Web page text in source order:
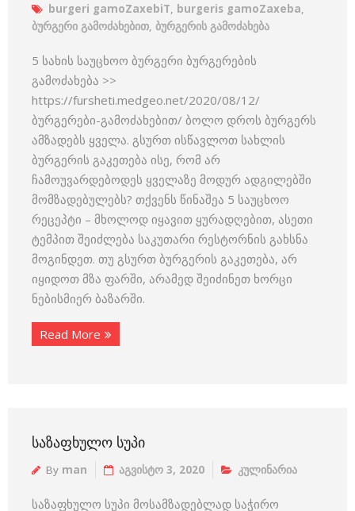
burgeri gamoZaxebiT, burgeris gamoZaxeba,
ბურგერი გამოძახებით, ბურგერის გამოძახება
5 სახის საუცხოო ბურგერი ბურგერების
გამოძახება >>
https://fursheti.medgeo.net/2020/08/12/
ბურგერები-გამოძახებით/ ბოლო დროს ბურგერს
ამზადებს ყველა. გსურთ ისწავლოთ სახლის
ბურგერის გაკეთება ისე, რომ არ
ჩამოუვარდებოდეს ყველაზე მოდურ ადგილებში
მომზადებულებს? თქვენს წინაშეა 5 საუცხოო
რეცეპტი – მხოლოდ იყავით ყურადღებით, ასეთი
ტემპით შეიძლება საკუთარი რესტორნის გახსნა
მოგინდეთ. თუ გსურთ ბურგერის გაკეთება, არ
იყიდოთ მზა ფარში, არამედ შეიძინეთ ხორცი
ნებისმიერ ბაზარში.
Read More
ᲡᲐᲖᲐᲤᲮᲣᲚᲝ ᲡᲣᲞᲘ
By man აგვისტო 3, 2020 კულინარია
საზაფხულო სუპი მოსამზადებლად საჭირო